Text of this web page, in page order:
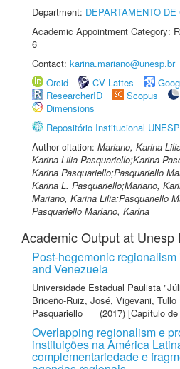
Department: DEPARTAMENTO
Academic Appointment Category:
6
Contact: karina.mariano@unesp.br
Orcid
CV Lattes
ResearcherID
Scopus
Dimensions
Repositório Institucional UNESP
Author citation: Mariano, Karina
Karina Lilia Pasquariello;Karina
Karina Pasquariello;Pasquariello
Karina L. Pasquariello;Mariano,
Mariano, Karina Lilia;Pasquariello
Pasquariello Mariano, Karina
Academic Output at Unesp
Post-hegemonic
and Venezuela
Universidade Estadual Paulista
Briceño-Ruiz, José, Vigevani, Tullo
Pasquariello
(2017) [Capítulo
Overlapping regionalism e
instituições na América
complementariedade e